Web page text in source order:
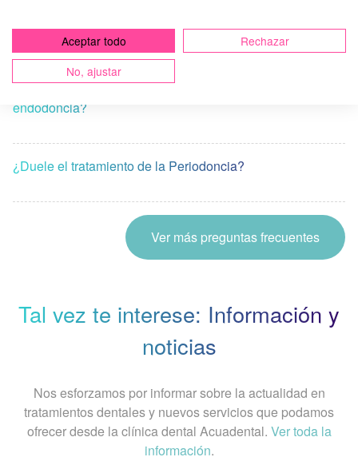
¿Qué es un Blanqueamiento dental?
¿Es normal que me duela la pieza después de una
endodoncia?
¿Duele el tratamiento de la Periodoncia?
Ver más preguntas frecuentes
Tal vez te interese: Información y
noticias
Nos esforzamos por informar sobre la actualidad en
tratamientos dentales y nuevos servicios que podamos
ofrecer desde la clínica dental Acuadental. Ver toda la
información.
Aceptar todo
Rechazar
No, ajustar